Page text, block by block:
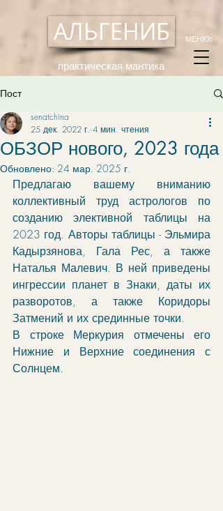
АЛЬГЕНИБ
практическая мантика
МЕНЮ:
Пост
ОБЗОР нового, 2023 года
senatchina
25 дек. 2022 г. 4 мин. чтения
Обновлено: 24 мар. 2025 г.
Предлагаю вашему вниманию
коллективный труд астрологов по
созданию элективной таблицы на
2023 год. Авторы таблицы - Эльмира
Кадырзянова, Гала Рес, а также
Наталья Малевич. В ней приведены
ингрессии планет в Знаки, даты их
разворотов, а также Коридоры
Затмений и их срединные точки.
В строке Меркурия отмечены его
Нижние и Верхние соединения с
Солнцем.